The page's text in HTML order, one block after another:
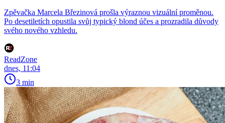
Zpěvačka Marcela Březinová prošla výraznou vizuální proměnou.
Po desetiletích opustila svůj typický blond účes a prozradila důvody
svého nového vzhledu.
ReadZone
dnes, 11:04
3 min